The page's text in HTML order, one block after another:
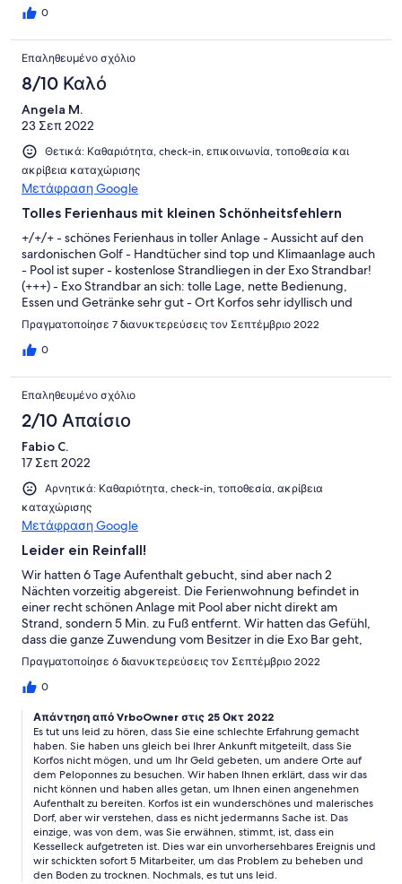
0
Επαληθευμένο σχόλιο
8/10 Καλό
Angela M.
23 Σεπ 2022
Θετικά: Καθαριότητα, check-in, επικοινωνία, τοποθεσία και
ακρίβεια καταχώρισης
Μετάφραση Google
Tolles Ferienhaus mit kleinen Schönheitsfehlern
+/+/+ - schönes Ferienhaus in toller Anlage - Aussicht auf den
sardonischen Golf - Handtücher sind top und Klimaanlage auch
- Pool ist super - kostenlose Strandliegen in der Exo Strandbar!
(+++) - Exo Strandbar an sich: tolle Lage, nette Bedienung,
Essen und Getränke sehr gut - Ort Korfos sehr idyllisch und
ruhig (perfekt zum runterkommen) aber weit ab vom Schuss -
nette, freundliche und hilfsbereite Menschen -/-/- - hatten ein
kleines Ameisenproblem, konnten wir aber durch Spray aus
etwas abgewohnt und zusammengestückelt (Wir haben 6 neue
Weingläser gesponsert) ;-) - TV ebenso defekt, sollte repariert
werden, ist aber nicht passiert (gibt schlimmeres im
Sommerurlaub) Wir hatten eine wirklich schöne Woche in Korfos
und haben uns sehr gut erholt. Man muss bedenken, dass ab
Mitte September die Saison dort zu Ende ist und viele
Restaurants danach geschlossen sind.
Πραγματοποίησε 7 διανυκτερεύσεις τον Σεπτέμβριο 2022
0
Επαληθευμένο σχόλιο
2/10 Απαίσιο
Fabio C.
17 Σεπ 2022
Αρνητικά: Καθαριότητα, check-in, τοποθεσία, ακρίβεια
καταχώρισης
Μετάφραση Google
Leider ein Reinfall!
Wir hatten 6 Tage Aufenthalt gebucht, sind aber nach 2
Nächten vorzeitig abgereist. Die Ferienwohnung befindet in
einer recht schönen Anlage mit Pool aber nicht direkt am
Strand, sondern 5 Min. zu Fuß entfernt. Wir hatten das Gefühl,
dass die ganze Zuwendung vom Besitzer in die Exo Bar geht,
denn die Wohnung war insgesamt sehr dreckig und
vernachlässigt. Überall war es abgewohnt die Küche ranzig und
speckig, Mikrowelle dreckig, Herdplatten verrostet,
Brotkrümel und kaffeeflecken vom Vormieter auf dem Tisch,
eine offene Steckdose mit Drähten und das Bad eine
Katastrophe. Dort war die Toilettenspühlung defekt, die Dusche
ohne Duschkopf Halterung, kein Duschvorhang und richtig
dreckig. Wir mussten aber doch dann duschen und hatten 2
Stunden danach die ganze Etage unter Wasser. Unsere Sachen
waren alle nass und als wir sofort den Wasserschaden gemeldet
haben, wurden wir gefragt ob wir die Dusche falsch benutzt
hätten und warum das passieren konnte... Zum Schluss war
wohl der Warmwasser Boiler undicht und nicht unsere Schuld!
Πραγματοποίησε 6 διανυκτερεύσεις τον Σεπτέμβριο 2022
0
Απάντηση από VrboOwner στις 25 Οκτ 2022
Es tut uns leid zu hören, dass Sie eine schlechte Erfahrung gemacht
haben. Sie haben uns gleich bei Ihrer Ankunft mitgeteilt, dass Sie
Korfos nicht mögen, und um Ihr Geld gebeten, um andere Orte auf
dem Peloponnes zu besuchen. Wir haben Ihnen erklärt, dass wir das
nicht können und haben alles getan, um Ihnen einen angenehmen
Aufenthalt zu bereiten. Korfos ist ein wunderschönes und malerisches
Dorf, aber wir verstehen, dass es nicht jedermanns Sache ist. Das
einzige, was von dem, was Sie erwähnen, stimmt, ist, dass ein
Kesselleck aufgetreten ist. Dies war ein unvorhersehbares Ereignis und
wir schickten sofort 5 Mitarbeiter, um das Problem zu beheben und
den Boden zu trocknen. Nochmals, es tut uns leid.